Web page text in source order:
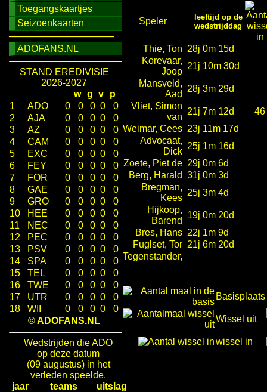
Toegangskaartjes
Seizoenkaarten
────────────────
ADOFANS.NL
STAND EREDIVISIE
2026-2027
w g v
p
1
ADO 0 0 0 0
0
2
AJA 0 0 0 0
0
3
AZ 0 0 0 0
0
4
CAM 0 0 0 0
0
5
EXC 0 0 0 0
0
6
FEY 0 0 0 0
0
7
FOR 0 0 0 0
0
8
GAE 0 0 0 0
0
9
GRO 0 0 0 0
0
10
HEE 0 0 0 0
0
11
NEC 0 0 0 0
0
12
PEC 0 0 0 0
0
13
PSV 0 0 0 0
0
14
SPA 0 0 0 0
0
15
TEL 0 0 0 0
0
16
TWE 0 0 0 0
0
17
UTR 0 0 0 0
0
18
WII 0 0 0 0
0
© ADOFANS.NL
Wedstrijden die ADO
op deze datum
(09 augustus) in het
verleden speelde.
jaar
teams
uitslag
Speler
leeftijd op de
wedstrijddag
Thie, Ton 28j 0m 15d
Korevaar,
Joop
21j 10m 30d
Mansveld,
Aad
28j 3m 29d
Vliet, Simon
van
21j 7m 12d
46
Weimar, Cees 23j 11m 17d
Advocaat,
Dick
25j 1m 16d
Zoete, Piet de 29j 0m 6d
Berg, Harald 31j 0m 3d
Bregman,
Kees
25j 3m 4d
Hijkoop,
Barend
19j 0m 20d
Bres, Hans 22j 1m 9d
Fuglset, Tor 21j 6m 20d
Tegenstander,
Basisplaats
Wissel uit
wissel in